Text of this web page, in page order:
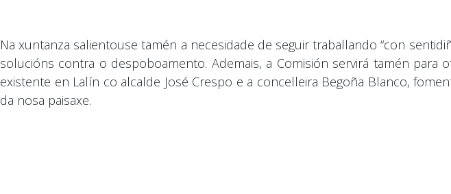
Na xuntanza salientouse tamén a necesidade de seguir traballando “con
solucións contra o despoboamento. Ademais, a Comisión servirá tamén
existente en Lalín co alcalde José Crespo e a concelleira Begoña Blanco,
da nosa paisaxe.